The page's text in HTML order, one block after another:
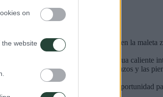
on
website
visitar pueden ser irregulares. Pon en la maleta
nuestro alojamiento puede tener agua caliente
y también deben cubrirse los brazos y las
cubre bastante recorrido, es una oportunidad